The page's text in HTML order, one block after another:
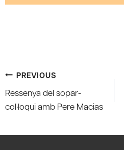
Post
navigation
PREVIOUS
Ressenya del sopar-
col·loqui amb Pere Macias